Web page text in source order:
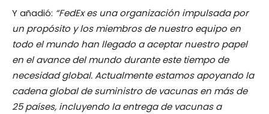
Y añadió: “FedEx es una organización impulsada por
un propósito y los miembros de nuestro equipo en
todo el mundo han llegado a aceptar nuestro papel
en el avance del mundo durante este tiempo de
necesidad global. Actualmente estamos apoyando la
cadena global de suministro de vacunas en más de
25 países, incluyendo la entrega de vacunas a